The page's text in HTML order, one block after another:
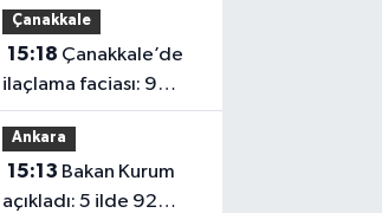
gösterilecek
Çanakkale
15:18
ilaçlama faciası: 9
yaşındaki Yusuf
hayatını kaybetti
Ankara
15:13
açıkladı: 5 ilde 92